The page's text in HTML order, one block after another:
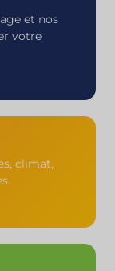
et nos
votre
climat,